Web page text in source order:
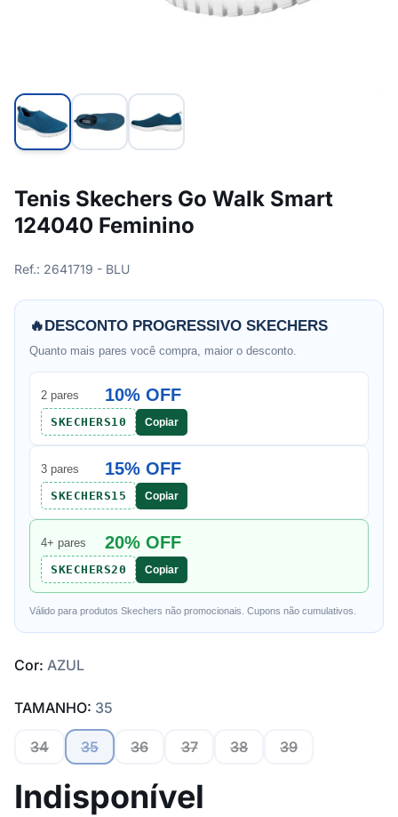
Tenis Skechers Go Walk Smart
124040 Feminino
Ref.: 2641719 - BLU
🔥DESCONTO PROGRESSIVO SKECHERS
Quanto mais pares você compra, maior o desconto.
2 pares 10% OFF
SKECHERS10 Copiar
3 pares 15% OFF
SKECHERS15 Copiar
4+ pares 20% OFF
SKECHERS20 Copiar
Válido para produtos Skechers não promocionais. Cupons não cumulativos.
Cor: AZUL
TAMANHO: 35
34 35 36 37 38 39
Indisponível